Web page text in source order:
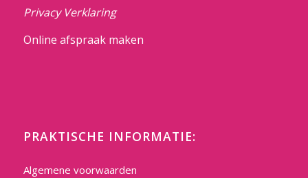
Privacy Verklaring
Online afspraak maken
PRAKTISCHE INFORMATIE:
Algemene voorwaarden